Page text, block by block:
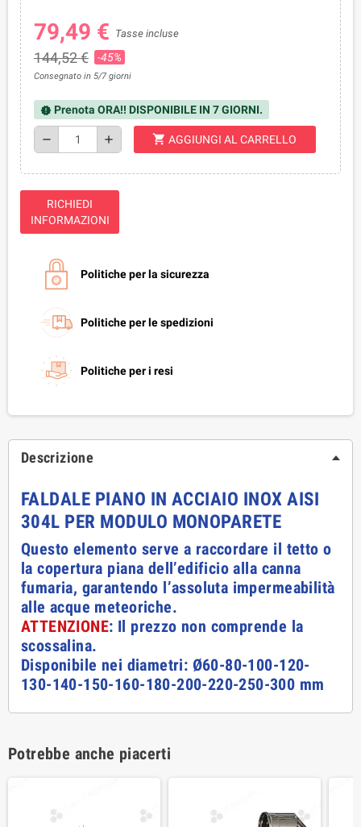
79,49 € Tasse incluse
144,52 € -45%
Consegnato in 5/7 giorni
new_releases Prenota ORA!! DISPONIBILE IN 7 GIORNI.
remove add shopping_cart AGGIUNGI AL CARRELLO
RICHIEDI
INFORMAZIONI
Politiche per la sicurezza
Politiche per le spedizioni
Politiche per i resi
Descrizione
FALDALE PIANO IN ACCIAIO INOX AISI
304L PER MODULO MONOPARETE
Questo elemento serve a raccordare il tetto o
la copertura piana dell’edificio alla canna
fumaria, garantendo l’assoluta impermeabilità
alle acque meteoriche.
ATTENZIONE: Il prezzo non comprende la
scossalina.
Disponibile nei diametri: Ø60-80-100-120-
130-140-150-160-180-200-220-250-300 mm
Potrebbe anche piacerti